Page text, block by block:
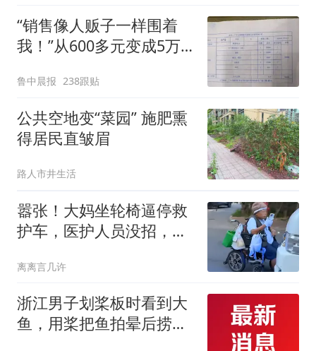
“销售像人贩子一样围着
我！”从600多元变成5万
后眼睛肿到流泪、视物模
糊
鲁中晨报 238跟贴
公共空地变“菜园” 施肥熏
得居民直皱眉
路人市井生活
嚣张！大妈坐轮椅逼停救
护车，医护人员没招，当
离离言几许
浙江男子划桨板时看到大
鱼，用桨把鱼拍晕后捞